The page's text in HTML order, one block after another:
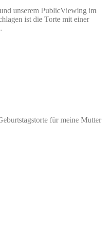
unserem PublicViewing im
ist die Torte mit einer
für meine Mutter